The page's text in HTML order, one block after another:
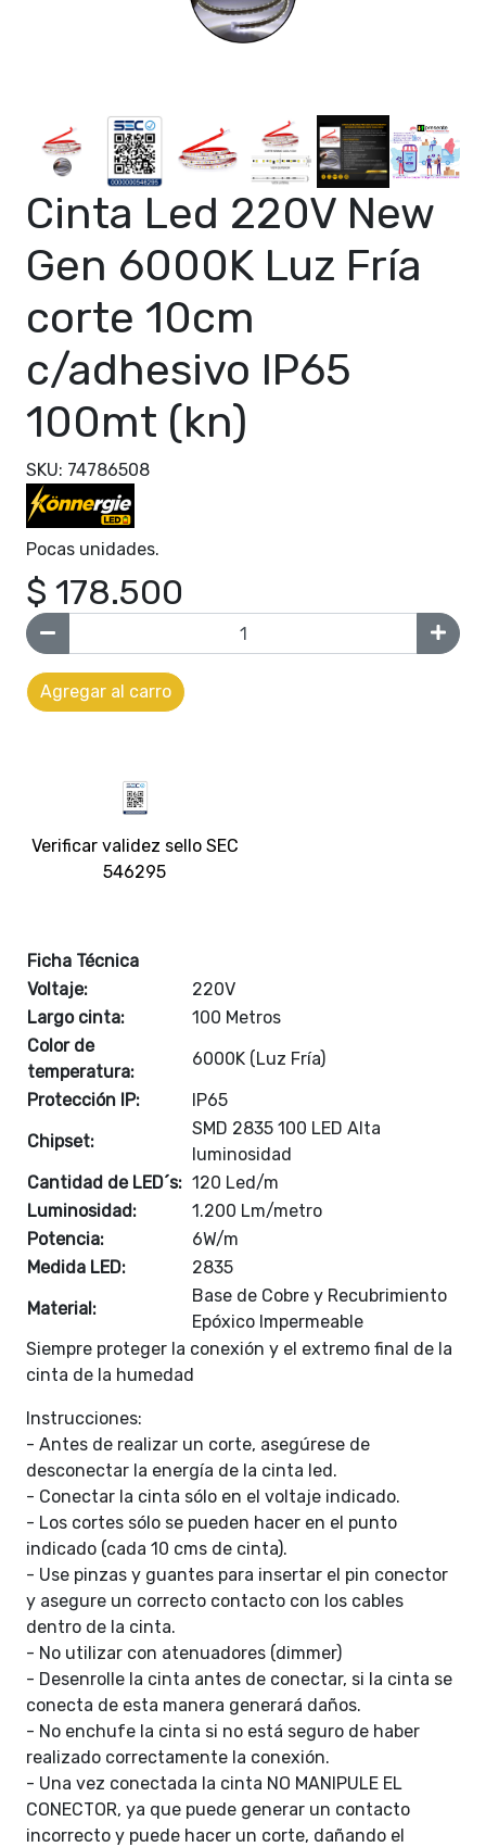
Cinta Led 220V New
Gen 6000K Luz Fría
corte 10cm
c/adhesivo IP65
100mt (kn)
SKU: 74786508
Pocas unidades.
$ 178.500
Agregar al carro
Verificar validez sello SEC
546295
Ficha Técnica
Voltaje:
220V
Largo cinta:
100 Metros
Color de
temperatura:
6000K (Luz Fría)
Protección IP:
IP65
Chipset:
SMD 2835 100 LED Alta
luminosidad
Cantidad de LED´s: 120 Led/m
Luminosidad:
1.200 Lm/metro
Potencia:
6W/m
Medida LED:
2835
Material:
Base de Cobre y Recubrimiento
Epóxico Impermeable
Siempre proteger la conexión y el extremo final de la
cinta de la humedad
Instrucciones:
- Antes de realizar un corte, asegúrese de
desconectar la energía de la cinta led.
- Conectar la cinta sólo en el voltaje indicado.
- Los cortes sólo se pueden hacer en el punto
indicado (cada 10 cms de cinta).
- Use pinzas y guantes para insertar el pin conector
y asegure un correcto contacto con los cables
dentro de la cinta.
- No utilizar con atenuadores (dimmer)
- Desenrolle la cinta antes de conectar, si la cinta se
conecta de esta manera generará daños.
- No enchufe la cinta si no está seguro de haber
realizado correctamente la conexión.
- Una vez conectada la cinta NO MANIPULE EL
CONECTOR, ya que puede generar un contacto
incorrecto y puede hacer un corte, dañando el